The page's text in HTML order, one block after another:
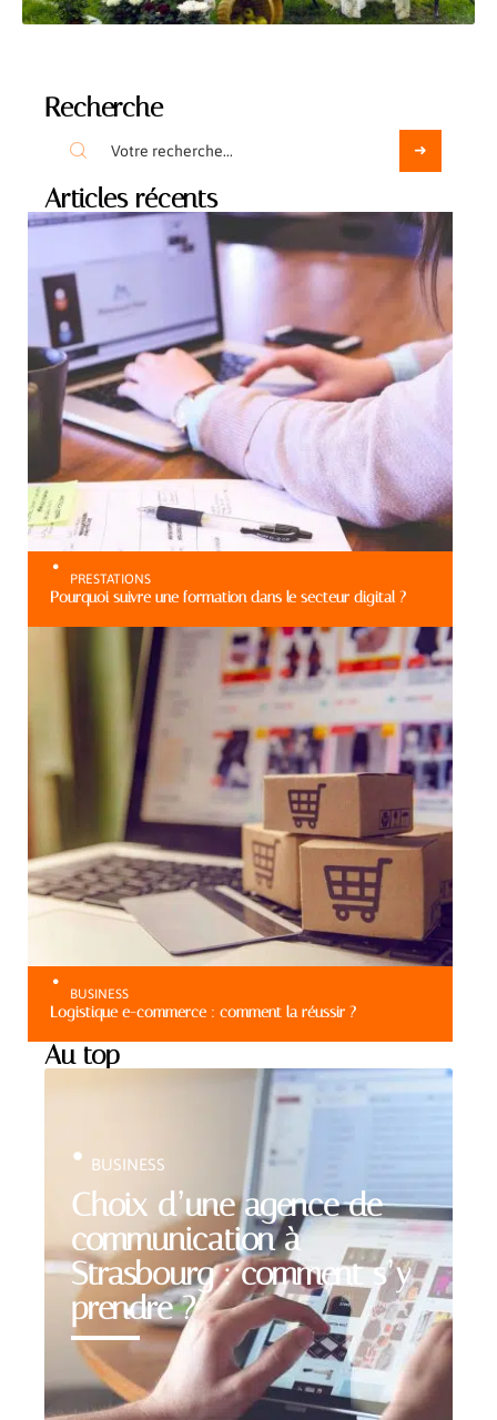
Recherche
Articles récents
PRESTATIONS
Pourquoi suivre une formation dans le secteur digital ?
BUSINESS
Logistique e-commerce : comment la réussir ?
Au top
Choix d’une agence de
communication à
Strasbourg : comment s’y
prendre ?
BUSINESS